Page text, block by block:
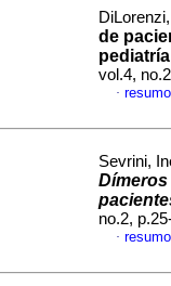
de
vol.4,
·
Sevrini,
no.2,
·